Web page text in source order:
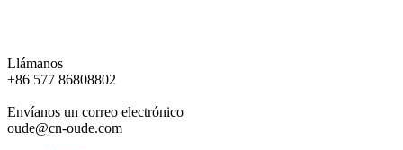
Llámanos
+86 577 86808802
Envíanos un correo electrónico
oude@cn-oude.com